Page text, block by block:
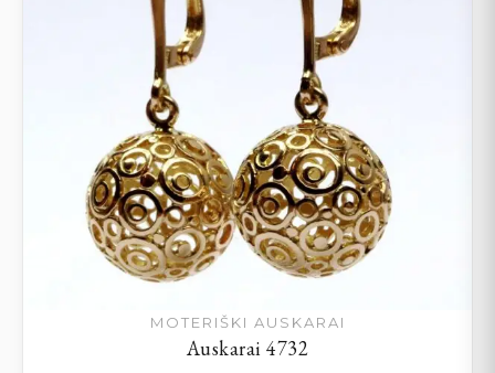
MOTERIŠKI AUSKARAI
Auskarai 4732